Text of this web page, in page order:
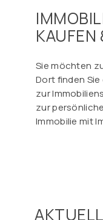
KAUFEN
Sie möchten
Dort finden
zur
zur
Immobilie mit